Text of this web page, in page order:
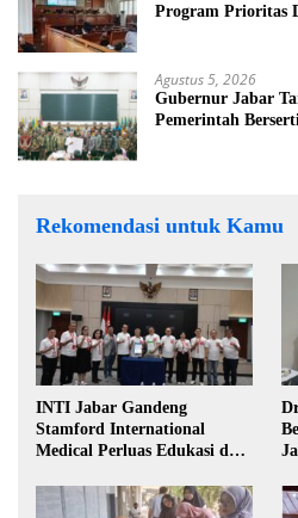
Program Prioritas
Agustus 5, 2026
Gubernur Jabar
Pemerintah
Rekomendasi untuk Kamu
INTI Jabar Gandeng
Stamford International
Medical Perluas Edukasi dan